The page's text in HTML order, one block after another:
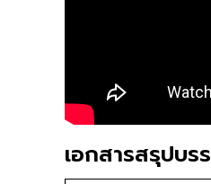
เอกสารสรุปบร